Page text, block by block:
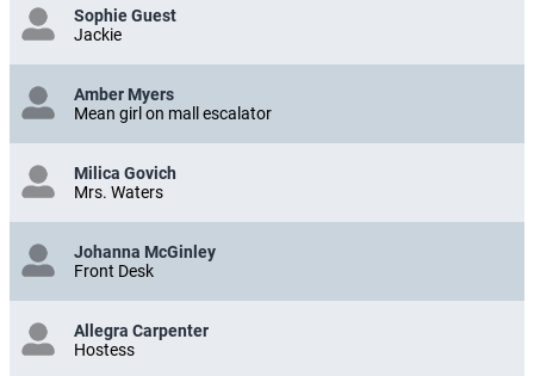
Sophie Guest
Jackie
Amber Myers
Mean girl on mall escalator
Milica Govich
Mrs. Waters
Johanna McGinley
Front Desk
Allegra Carpenter
Hostess